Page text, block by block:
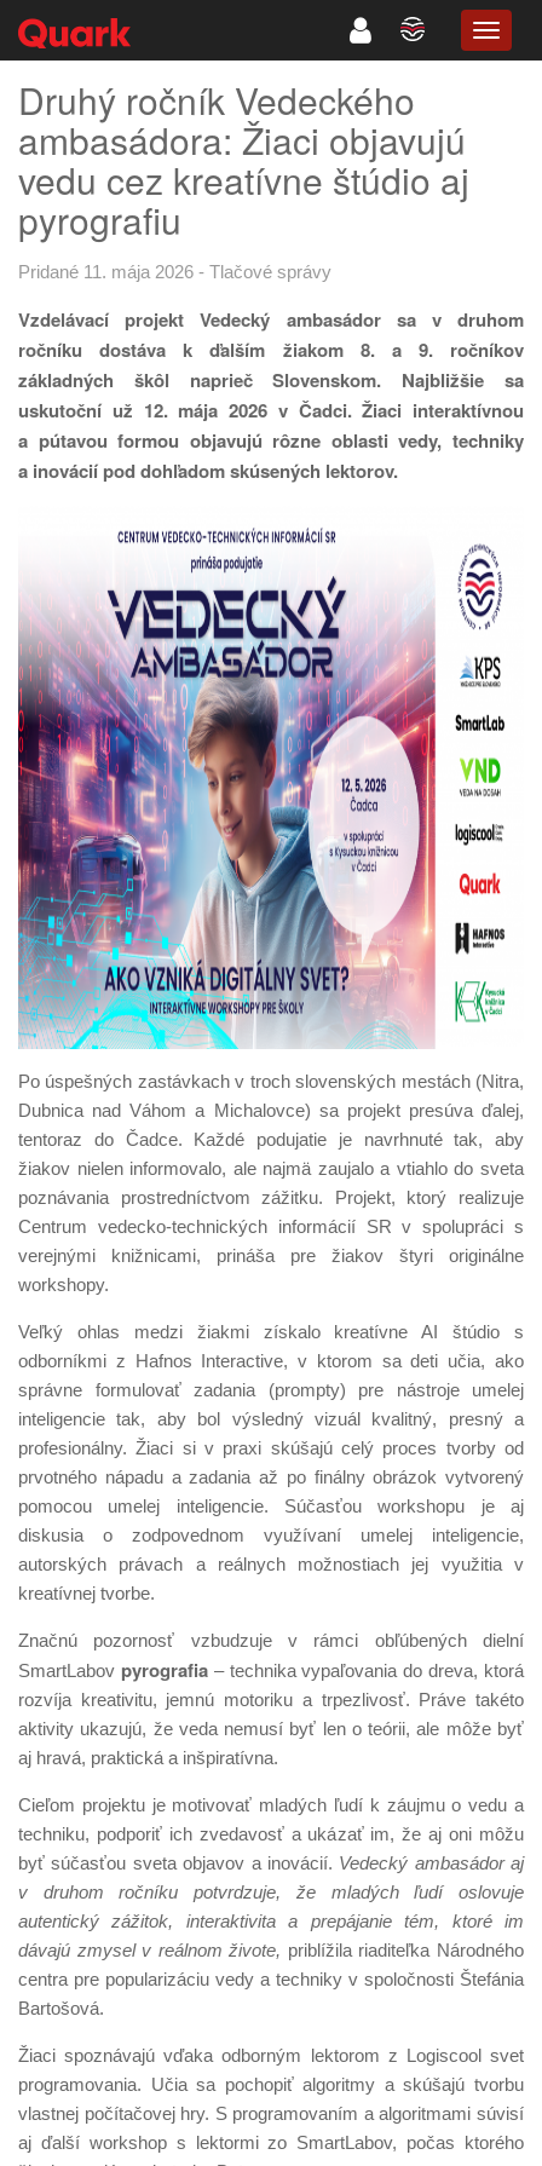
Druhý ročník Vedeckého
ambasádora: Žiaci objavujú
vedu cez kreatívne štúdio aj
pyrografiu
Pridané 11. mája 2026 - Tlačové správy
Vzdelávací projekt Vedecký ambasádor sa v druhom
ročníku dostáva k ďalším žiakom 8. a 9. ročníkov
základných škôl naprieč Slovenskom. Najbližšie sa
uskutoční už 12. mája 2026 v Čadci. Žiaci interaktívnou
a pútavou formou objavujú rôzne oblasti vedy, techniky
a inovácií pod dohľadom skúsených lektorov.
Po úspešných zastávkach v troch slovenských mestách (Nitra,
Dubnica nad Váhom a Michalovce) sa projekt presúva ďalej,
tentoraz do Čadce. Každé podujatie je navrhnuté tak, aby
žiakov nielen informovalo, ale najmä zaujalo a vtiahlo do sveta
poznávania prostredníctvom zážitku. Projekt, ktorý realizuje
Centrum vedecko-technických informácií SR v spolupráci s
verejnými knižnicami, prináša pre žiakov štyri originálne
workshopy.
Veľký ohlas medzi žiakmi získalo kreatívne AI štúdio s
odborníkmi z Hafnos Interactive, v ktorom sa deti učia, ako
správne formulovať zadania (prompty) pre nástroje umelej
inteligencie tak, aby bol výsledný vizuál kvalitný, presný a
profesionálny. Žiaci si v praxi skúšajú celý proces tvorby od
prvotného nápadu a zadania až po finálny obrázok vytvorený
pomocou umelej inteligencie. Súčasťou workshopu je aj
diskusia o zodpovednom využívaní umelej inteligencie,
autorských právach a reálnych možnostiach jej využitia v
kreatívnej tvorbe.
Značnú pozornosť vzbudzuje v rámci obľúbených dielní
SmartLabov pyrografia– technika vypaľovania do dreva, ktorá
rozvíja kreativitu, jemnú motoriku a trpezlivosť. Práve takéto
aktivity ukazujú, že veda nemusí byť len o teórii, ale môže byť
aj hravá, praktická a inšpiratívna.
Cieľom projektu je motivovať mladých ľudí k záujmu o vedu a
techniku, podporiť ich zvedavosť a ukázať im, že aj oni môžu
byť súčasťou sveta objavov a inovácií. Vedecký ambasádor aj
v druhom ročníku potvrdzuje, že mladých ľudí oslovuje
autentický zážitok, interaktivita a prepájanie tém, ktoré im
dávajú zmysel v reálnom živote, priblížila riaditeľka Národného
centra pre popularizáciu vedy a techniky v spoločnosti Štefánia
Bartošová.
Žiaci spoznávajú vďaka odborným lektorom z Logiscool svet
programovania. Učia sa pochopiť algoritmy a skúšajú tvorbu
vlastnej počítačovej hry. S programovaním a algoritmami súvisí
aj ďalší workshop s lektormi zo SmartLabov, počas ktorého